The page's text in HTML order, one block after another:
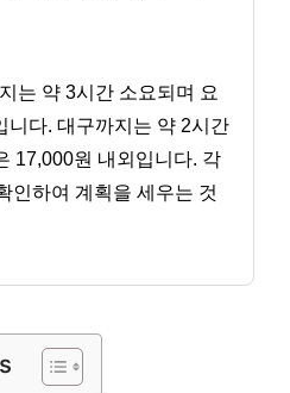
는 약 3시간 소요되며 요
니다. 대구까지는 약 2시간
17,000원 내외입니다. 각
인하여 계획을 세우는 것